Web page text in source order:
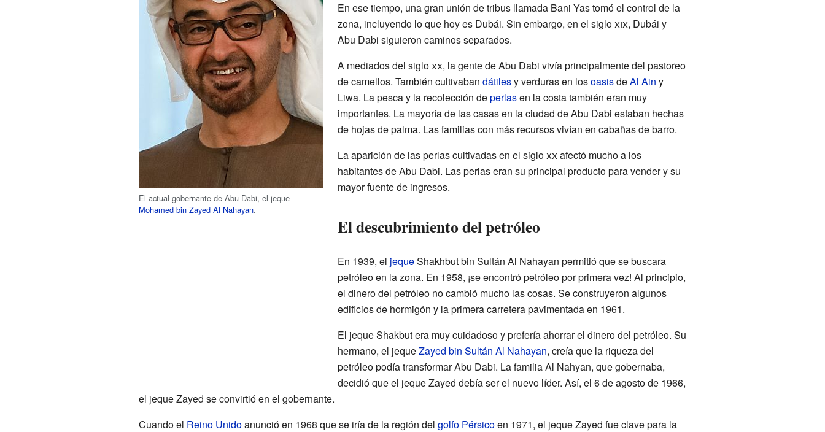
El actual gobernante de Abu Dabi, el jeque
Mohamed bin Zayed Al Nahayan.
En ese tiempo, una gran unión de tribus llamada Bani Yas tomó el control de la
zona, incluyendo lo que hoy es Dubái. Sin embargo, en el sigloxix, Dubái y
Abu Dabi siguieron caminos separados.
A mediados del sigloxx, la gente de Abu Dabi vivía principalmente del pastoreo
de camellos. También cultivaban dátilesy verduras en losoasisdeAl Ain y
Liwa. La pesca y la recolección deperlasen la costa también eran muy
importantes. La mayoría de las casas en la ciudad de Abu Dabi estaban hechas
de hojas de palma. Las familias con más recursos vivían en cabañas de barro.
La aparición de las perlas cultivadas en el sigloxxafectó mucho a los
habitantes de Abu Dabi. Las perlas eran su principal producto para vender y su
mayor fuente de ingresos.
El descubrimiento del petróleo
En 1939, el jequeShakhbut bin Sultán Al Nahayan permitió que se buscara
petróleo en la zona. En 1958, ¡se encontró petróleo por primera vez! Al principio,
el dinero del petróleo no cambió mucho las cosas. Se construyeron algunos
edificios de hormigón y la primera carretera pavimentada en 1961.
El jeque Shakbut era muy cuidadoso y prefería ahorrar el dinero del petróleo. Su
hermano, el jequeZayed bin Sultán Al Nahayan, creía que la riqueza del
petróleo podía transformar Abu Dabi. La familia Al Nahyan, que gobernaba,
decidió que el jeque Zayed debía ser el nuevo líder. Así, el 6 de agosto de 1966,
el jeque Zayed se convirtió en el gobernante.
Cuando el Reino Unidoanunció en 1968 que se iría de la región del golfo Pérsicoen 1971, el jeque Zayed fue clave para la